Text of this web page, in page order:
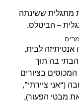
מתגלית ששינתה
– הביטלס.
לבית,
בה תוך
בציורים
(“אני ציירתי”,
מבטי הפעור),